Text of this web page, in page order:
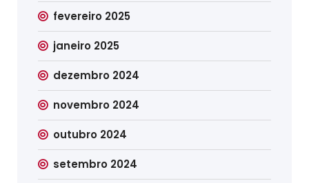
fevereiro 2025
janeiro 2025
dezembro 2024
novembro 2024
outubro 2024
setembro 2024